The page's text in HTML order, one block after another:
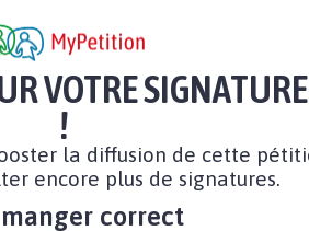
VOTRE SIGNATURE
!
la diffusion de cette
encore plus de signatures.
manger correct